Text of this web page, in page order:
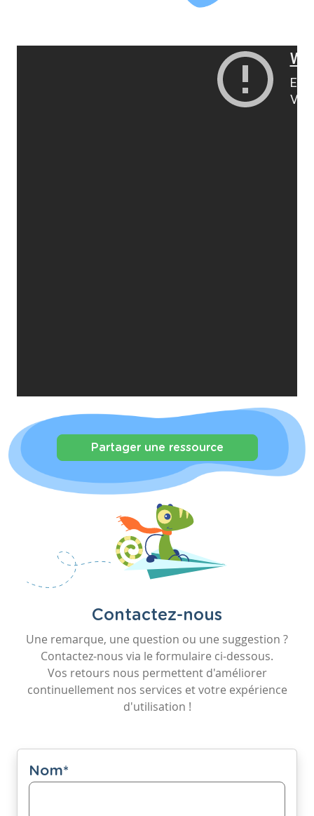
Partager une ressource
Contactez-nous
Une remarque, une question ou une suggestion ?
Contactez-nous via le formulaire ci-dessous.
Vos retours nous permettent d'améliorer
continuellement nos services et votre expérience
d'utilisation !
Nom*